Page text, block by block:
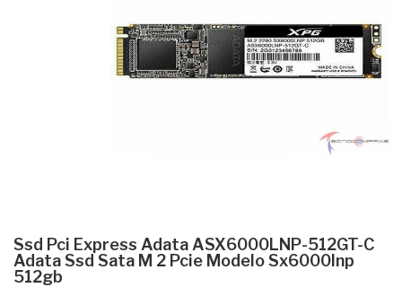
Ssd Pci Express Adata ASX6000LNP-512GT-C
Adata Ssd Sata M 2 Pcie Modelo Sx6000lnp
512gb